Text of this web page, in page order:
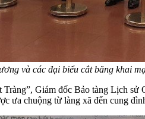
và các đại biểu cắt băng khai
Giám đốc Bảo tàng Lịch
ưa chuộng từ làng xã đến cung